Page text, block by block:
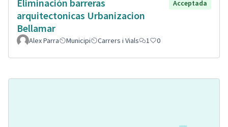
Eliminación barreras
arquitectonicas Urbanizacion
Bellamar
Acceptada
Alex Parra Municipi Carrers i Vials 1 0